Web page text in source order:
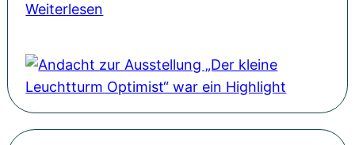
a
d
v
n
M
e
l
Weiterlesen
d
a